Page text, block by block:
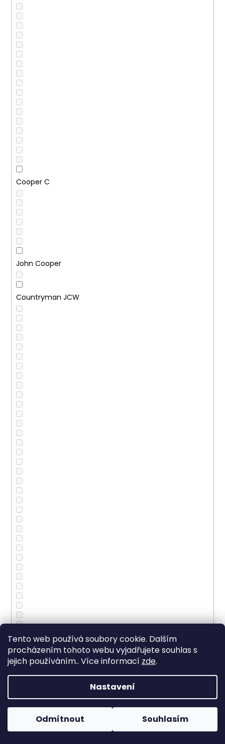
Tento web používá soubory cookie. Dalším
procházením tohoto webu vyjadřujete souhlas s
jejich používáním.. Více informací zde.
Nastavení
Odmítnout Souhlasím
Cooper C
John Cooper
Countryman JCW